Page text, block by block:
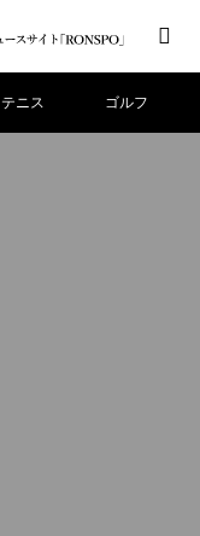
テニス ゴルフ